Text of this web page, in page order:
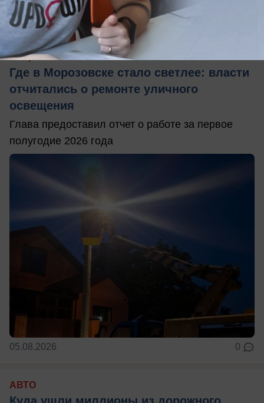
05.08.2026
Общество
Где в Морозовске стало светлее: власти
отчитались о ремонте уличного
освещения
Глава предоставил отчет о работе за первое
полугодие 2026 года
05.08.2026 0
АВТО